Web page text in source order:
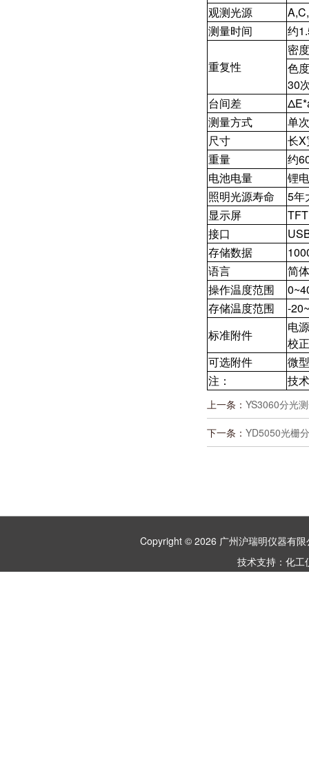
观测光源
测量时间
约
重复性
密
色
30
台间差
测量方式
单
尺寸
长
重量
约
电池电量
锂
照明光源寿命
5年
显示屏
接口
存储数据
语言
简
操作温度范围
存储温度范围
-
标准附件
电
校
可选附件
微
注：
技
上一条： YS3060分光
下一条： YD5050光栅
Copyright © 2026 广州沪瑞明仪器有
技术支持： 化工